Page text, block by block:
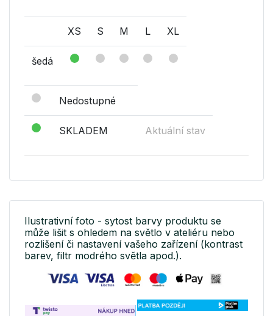
XS S M L XL
šedá
Nedostupné
SKLADEM Aktuální stav
Ilustrativní foto - sytost barvy produktu se
může lišit s ohledem na světlo v ateliéru nebo
rozlišení či nastavení vašeho zařízení (kontrast
barev, filtr modrého světla apod.).